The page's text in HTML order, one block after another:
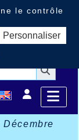
le contrôle
Personnaliser